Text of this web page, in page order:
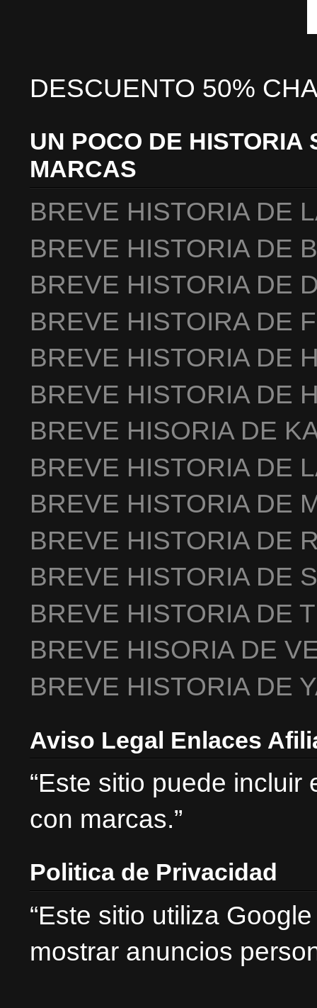
DESCUENTO 50%
UN POCO DE HISTORIA
MARCAS
BREVE HISTORIA DE
BREVE HISTORIA DE
BREVE HISTORIA DE
BREVE HISTOIRA DE
BREVE HISTORIA DE
BREVE HISTORIA DE
BREVE HISORIA DE
BREVE HISTORIA DE
BREVE HISTORIA DE
BREVE HISTORIA DE
BREVE HISTORIA DE
BREVE HISTORIA DE
BREVE HISORIA DE
BREVE HISTORIA DE
Aviso Legal Enlaces
“Este sitio puede
con marcas.”
Politica de Privacidad
“Este sitio utiliza
mostrar anuncios